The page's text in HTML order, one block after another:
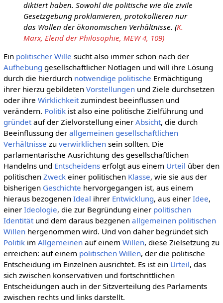
diktiert haben. Sowohl die politische wie die zivile
Gesetzgebung proklamieren, protokollieren nur
das Wollen der ökonomischen Verhältnisse. (K.
Marx, Elend der Philosophie, MEW 4, 109)
Ein politischer Wille sucht also immer schon nach der
Aufhebung gesellschaftlicher Notlagen und will ihre Lösung
durch die hierdurch notwendige politische Ermächtigung
ihrer hierzu gebildeten Vorstellungenund Ziele durchsetzen
oder ihre Wirklichkeitzumindest beeinflussen und
verändern. Politikist also eine politische Zielführung und
gründetauf der Zielvorstellung einer Absicht, die durch
Beeinflussung der allgemeinen gesellschaftlichen
Verhältnisse zu verwirklichensein sollten. Die
parlamentarische Ausrichtung des gesellschaftlichen
Handelns und Entscheidenserfolgt aus einem Urteil über den
politischen Zweckeiner politischen Klasse, wie sie aus der
bisherigen Geschichte hervorgegangen ist, aus einem
hieraus bezogenen Ideal ihrer Entwicklung, aus einer Idee,
einer Ideologie, die zur Begründung einer politischen
Identitätund dem daraus bezgenen allgemeinen politischen
Willenhergenommen wird. Und von daher begründet sich
Politikim Allgemeinenauf einem Willen, diese Zielsetzung zu
erreichen: auf einem politischen Willen, der die politische
Entscheidung im Einzelnen ausrichtet. Es ist ein Urteil, das
sich zwischen konservativen und fortschrittlichen
Entscheidungen auch in der Sitzverteilung des Parlaments
zwischen rechts und links darstellt.